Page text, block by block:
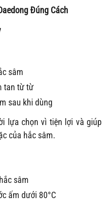
Đúng Cách
sâm
tan từ từ
sau khi dùng
lựa chọn vì tiện lợi và giúp
của hắc sâm.
sâm
ấm dưới 80°C